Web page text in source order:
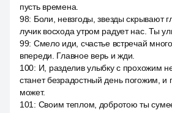
пусть времена.
98: Боли, невзгоды, звезды скрывают
лучик восхода утром радует нас. Ты
99: Смело иди, счастье встречай
впереди. Главное верь и жди.
100: И, разделив улыбку с прохожим
станет безрадостный день погожим, и
может.
101 : Своим теплом, добротою ты